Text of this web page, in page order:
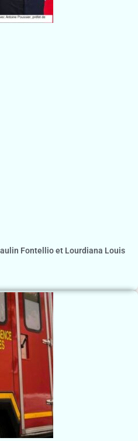
Fontellio et Lourdiana Louis